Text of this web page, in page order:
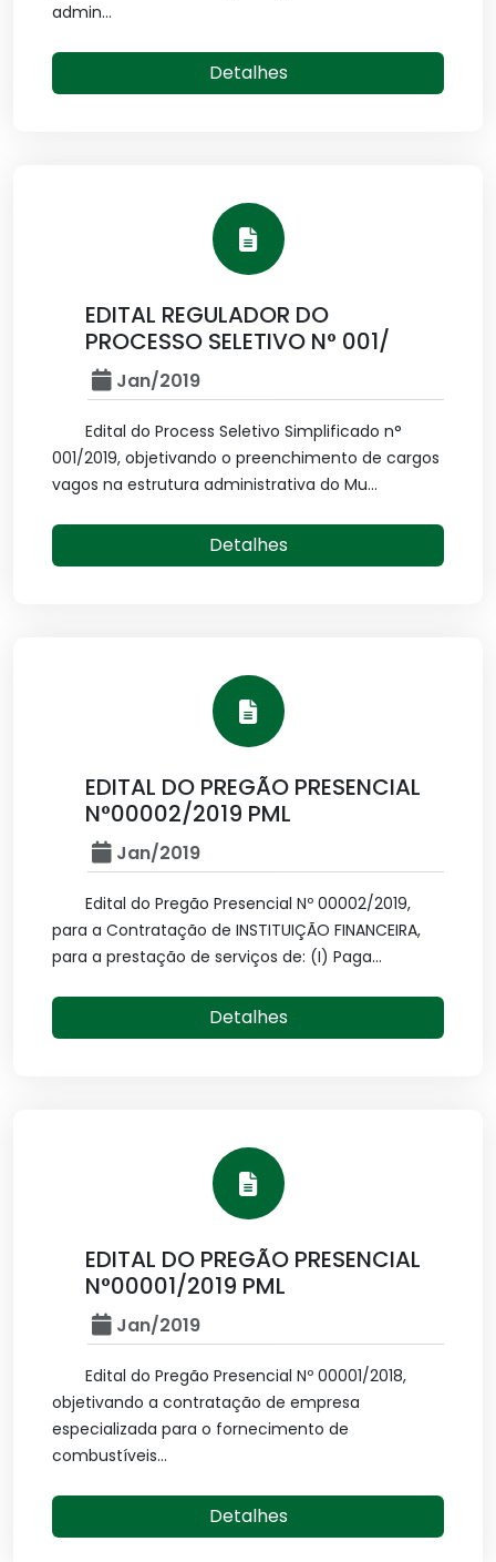
admin...
Detalhes
EDITAL REGULADOR DO
PROCESSO SELETIVO N° 001/
Jan/2019
Edital do Process Seletivo Simplificado n°
001/2019, objetivando o preenchimento de cargos
vagos na estrutura administrativa do Mu...
Detalhes
EDITAL DO PREGÃO PRESENCIAL
N°00002/2019 PML
Jan/2019
Edital do Pregão Presencial Nº 00002/2019,
para a Contratação de INSTITUIÇÃO FINANCEIRA,
para a prestação de serviços de: (I) Paga...
Detalhes
EDITAL DO PREGÃO PRESENCIAL
N°00001/2019 PML
Jan/2019
Edital do Pregão Presencial Nº 00001/2018,
objetivando a contratação de empresa
especializada para o fornecimento de
combustíveis...
Detalhes